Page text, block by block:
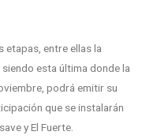
etapas, entre ellas la
esta última donde la
podrá emitir su
que se instalarán
y El Fuerte.